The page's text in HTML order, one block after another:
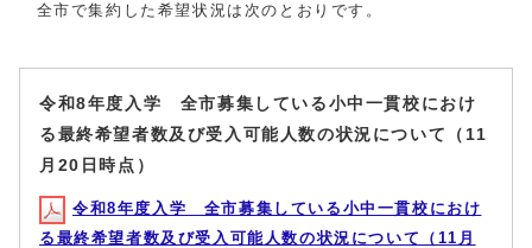
全市で集約した希望状況は次のとおりです。
令和8年度入学 全市募集している小中一貫校におけ
る最終希望者数及び受入可能人数の状況について（11
月20日時点）
令和8年度入学 全市募集している小中一貫校におけ
る最終希望者数及び受入可能人数の状況について（11月